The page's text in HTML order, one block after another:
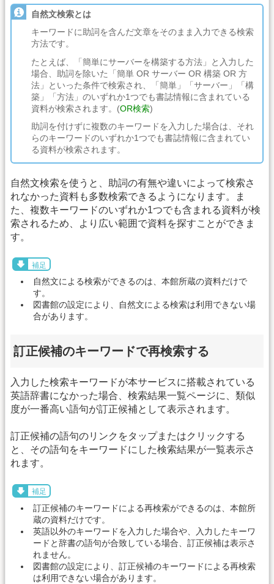
自然文検索とは
キーワードに助詞を含んだ文章をそのまま入力できる検索
方法です。
たとえば、「簡単にサーバーを構築する方法」と入力した
場合、助詞を除いた「簡単 OR サーバー OR 構築 OR 方
法」といった条件で検索され、「簡単」「サーバー」「構
築」「方法」のいずれか1つでも書誌情報に含まれている
資料が検索されます。(OR検索)
助詞を付けずに複数のキーワードを入力した場合は、それ
らのキーワードのいずれか1つでも書誌情報に含まれてい
る資料が検索されます。
自然文検索を使うと、助詞の有無や違いによって検索さ
れなかった資料も多数検索できるようになります。ま
た、複数キーワードのいずれか1つでも含まれる資料が検
索されるため、より広い範囲で資料を探すことができま
す。
補足
自然文による検索ができるのは、本館所蔵の資料だけで
す。
図書館の設定により、自然文による検索は利用できない場
合があります。
訂正候補のキーワードで再検索する
入力した検索キーワードが本サービスに搭載されている
英語辞書になかった場合、検索結果一覧ページに、類似
度が一番高い語句が訂正候補として表示されます。
訂正候補の語句のリンクをタップまたはクリックする
と、その語句をキーワードにした検索結果が一覧表示さ
れます。
補足
訂正候補のキーワードによる再検索ができるのは、本館所
蔵の資料だけです。
英語以外のキーワードを入力した場合や、入力したキーワ
ードと辞書の語句が合致している場合、訂正候補は表示さ
れません。
図書館の設定により、訂正候補のキーワードによる再検索
は利用できない場合があります。